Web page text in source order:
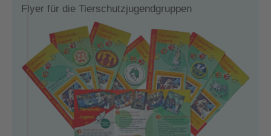
Flyer für die Tierschutzjugendgruppen